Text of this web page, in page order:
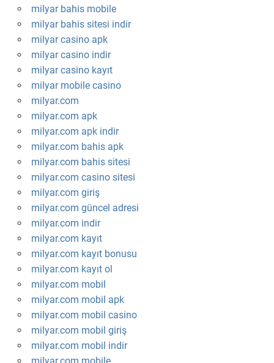
milyar bahis mobile
milyar bahis sitesi indir
milyar casino apk
milyar casino indir
milyar casino kayıt
milyar mobile casino
milyar.com
milyar.com apk
milyar.com apk indir
milyar.com bahis apk
milyar.com bahis sitesi
milyar.com casino sitesi
milyar.com giriş
milyar.com güncel adresi
milyar.com indir
milyar.com kayıt
milyar.com kayıt bonusu
milyar.com kayıt ol
milyar.com mobil
milyar.com mobil apk
milyar.com mobil casino
milyar.com mobil giriş
milyar.com mobil indir
milyar.com mobile